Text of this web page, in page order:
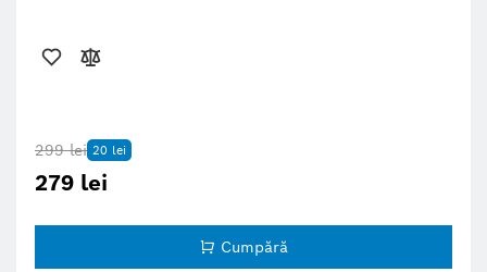
299 lei 20 lei
279 lei
Cumpără